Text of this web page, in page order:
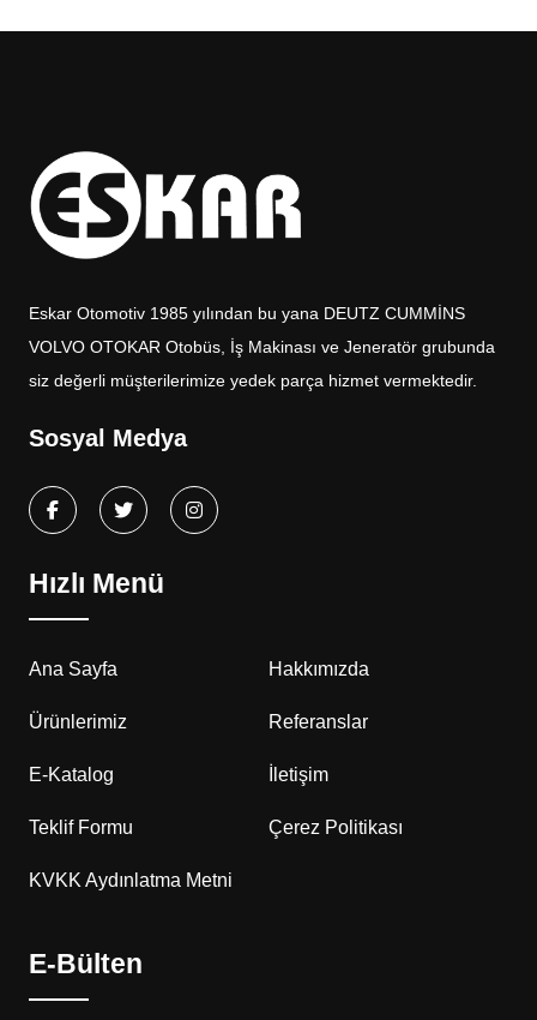
Eskar Otomotiv 1985 yılından bu yana DEUTZ CUMMİNS
VOLVO OTOKAR Otobüs, İş Makinası ve Jeneratör grubunda
siz değerli müşterilerimize yedek parça hizmet vermektedir.
Sosyal Medya
Hızlı Menü
Ana Sayfa Hakkımızda
Ürünlerimiz Referanslar
E-Katalog İletişim
Teklif Formu Çerez Politikası
KVKK Aydınlatma Metni
E-Bülten